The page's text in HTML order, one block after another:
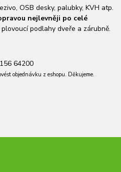
OSB desky, palubky, KVH atp.
nejlevněji po celé
podlahy dveře a zárubně.
64200
objednávku z eshopu. Děkujeme.